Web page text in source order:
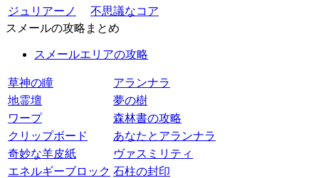
ジュリアーノ
不思議なコア
スメールの攻略まとめ
スメールエリアの攻略
草神の瞳
アランナラ
地霊壇
夢の樹
ワープ
森林書の攻略
クリップボード
あなたとアランナラ
奇妙な羊皮紙
ヴァスミリティ
エネルギーブロック 石柱の封印